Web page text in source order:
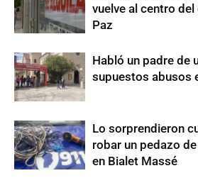
vuelve al centro
Paz
Habló un padre de
supuestos abusos
Lo sorprendieron
robar un pedazo
en Bialet Massé